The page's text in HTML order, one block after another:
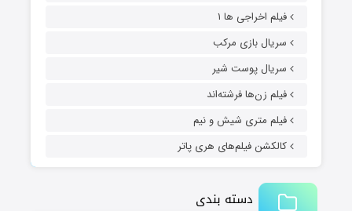
فیلم اخراجی ها ۱
سریال بازی مرکب
سریال پوست شیر
فیلم زن‌ها فرشته‌اند
فیلم متری شیش و نیم
کالکشن فیلم‌های هری پاتر
دسته بندی